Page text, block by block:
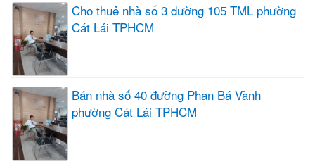
Cho thuê nhà số 3 đường 105 TML phường
Cát Lái TPHCM
Bán nhà số 40 đường Phan Bá Vành
phường Cát Lái TPHCM